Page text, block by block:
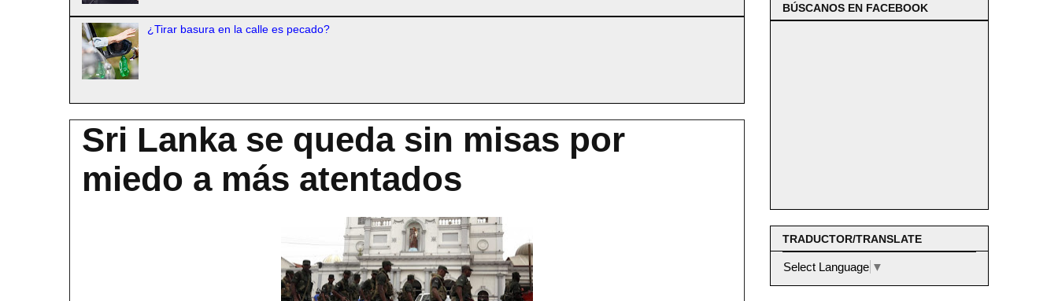
¿Tirar basura en la calle es pecado?
Sri Lanka se queda sin misas por
miedo a más atentados
BÚSCANOS EN FACEBOOK
TRADUCTOR/TRANSLATE
Select Language ▼